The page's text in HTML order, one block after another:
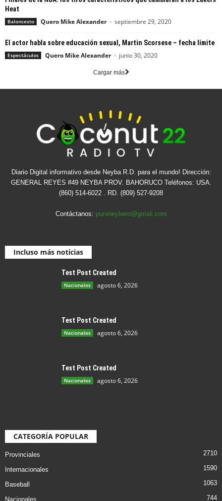
Heat
Baloncesto Quero Mike Alexander - septiembre 29, 2020
El actor habla sobre educación sexual, Martin Scorsese – fecha límite
Espectáculos Quero Mike Alexander - junio 30, 2020
Cargar más
Diario Digital informativo desde Neyba R.D. para el mundo! Dirección:
GENERAL REYES #49 NEYBA PROV. BAHORUCO Teléfonos: USA.
(860) 514-6022 . RD. (809) 527-9208
Contáctanos: puroneybero@gmail.com
Incluso más noticias
Test Post Created
Nacionales agosto 6, 2026
Test Post Created
Nacionales agosto 6, 2026
Test Post Created
Nacionales agosto 6, 2026
CATEGORÍA POPULAR
Provinciales 2710
Internacionales 1590
Baseball 1063
Nacionales 744